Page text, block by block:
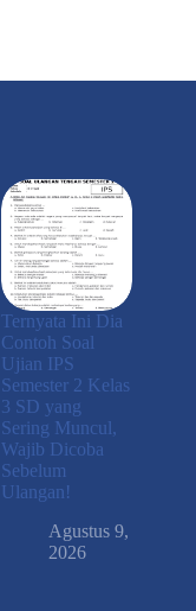
Ternyata Ini Dia
Contoh Soal
Ujian IPS
Semester 2 Kelas
3 SD yang
Sering Muncul,
Wajib Dicoba
Sebelum
Ulangan!
Agustus 9,
2026